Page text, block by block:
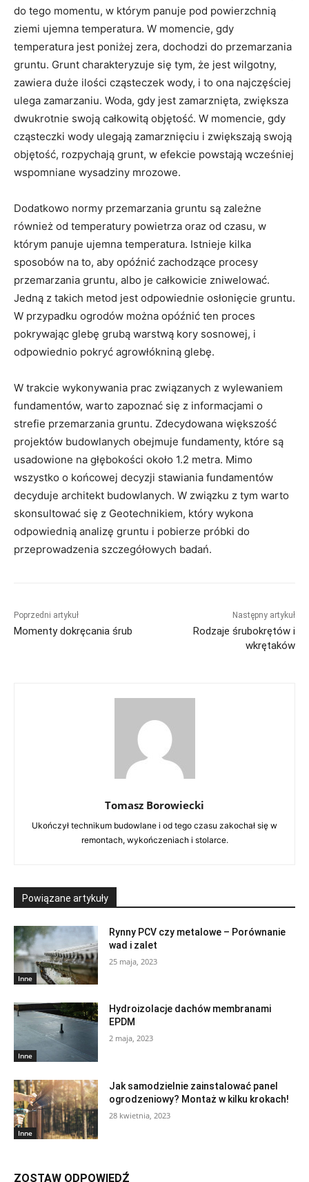
do tego momentu, w którym panuje pod powierzchnią
ziemi ujemna temperatura. W momencie, gdy
temperatura jest poniżej zera, dochodzi do przemarzania
gruntu. Grunt charakteryzuje się tym, że jest wilgotny,
zawiera duże ilości cząsteczek wody, i to ona najczęściej
ulega zamarzaniu. Woda, gdy jest zamarznięta, zwiększa
dwukrotnie swoją całkowitą objętość. W momencie, gdy
cząsteczki wody ulegają zamarznięciu i zwiększają swoją
objętość, rozpychają grunt, w efekcie powstają wcześniej
wspomniane wysadziny mrozowe.
Dodatkowo normy przemarzania gruntu są zależne
również od temperatury powietrza oraz od czasu, w
którym panuje ujemna temperatura. Istnieje kilka
sposobów na to, aby opóźnić zachodzące procesy
przemarzania gruntu, albo je całkowicie zniwelować.
Jedną z takich metod jest odpowiednie osłonięcie gruntu.
W przypadku ogrodów można opóźnić ten proces
pokrywając glebę grubą warstwą kory sosnowej, i
odpowiednio pokryć agrowłókniną glebę.
W trakcie wykonywania prac związanych z wylewaniem
fundamentów, warto zapoznać się z informacjami o
strefie przemarzania gruntu. Zdecydowana większość
projektów budowlanych obejmuje fundamenty, które są
usadowione na głębokości około 1.2 metra. Mimo
wszystko o końcowej decyzji stawiania fundamentów
decyduje architekt budowlanych. W związku z tym warto
skonsultować się z Geotechnikiem, który wykona
odpowiednią analizę gruntu i pobierze próbki do
przeprowadzenia szczegółowych badań.
Poprzedni artykuł
Momenty dokręcania śrub
Następny artykuł
Rodzaje śrubokrętów i
wkrętaków
Tomasz Borowiecki
Ukończył technikum budowlane i od tego czasu zakochał się w
remontach, wykończeniach i stolarce.
Powiązane artykuły
Inne
Rynny PCV czy metalowe – Porównanie
wad i zalet
25 maja, 2023
Inne
Hydroizolacje dachów membranami
EPDM
2 maja, 2023
Inne
Jak samodzielnie zainstalować panel
ogrodzeniowy? Montaż w kilku krokach!
28 kwietnia, 2023
ZOSTAW ODPOWIEDŹ